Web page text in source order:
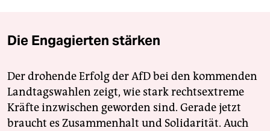
Die Engagierten stärken
Der drohende Erfolg der AfD bei den kommenden
Landtagswahlen zeigt, wie stark rechtsextreme
Kräfte inzwischen geworden sind. Gerade jetzt
braucht es Zusammenhalt und Solidarität. Auch